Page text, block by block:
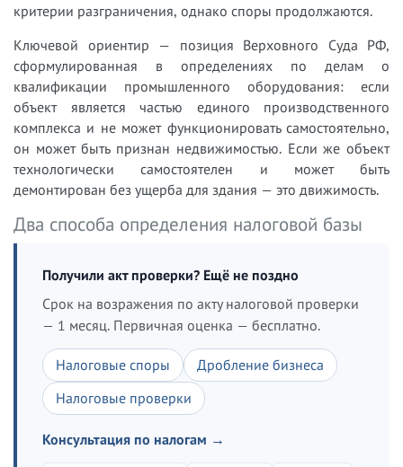
критерии разграничения, однако споры продолжаются.
Ключевой ориентир — позиция Верховного Суда РФ,
сформулированная в определениях по делам о
квалификации промышленного оборудования: если
объект является частью единого производственного
комплекса и не может функционировать самостоятельно,
он может быть признан недвижимостью. Если же объект
технологически самостоятелен и может быть
демонтирован без ущерба для здания — это движимость.
Два способа определения налоговой базы
Получили акт проверки? Ещё не поздно
Срок на возражения по акту налоговой проверки
— 1 месяц. Первичная оценка — бесплатно.
Налоговые споры
Дробление бизнеса
Налоговые проверки
Консультация по налогам →